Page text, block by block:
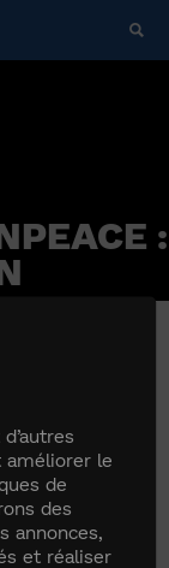
:
améliorer le
de
des
annonces,
et réaliser